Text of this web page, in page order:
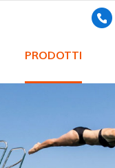
PRODOTTI